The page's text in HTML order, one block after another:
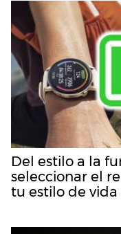
Del estilo a la
seleccionar el
tu estilo de vida